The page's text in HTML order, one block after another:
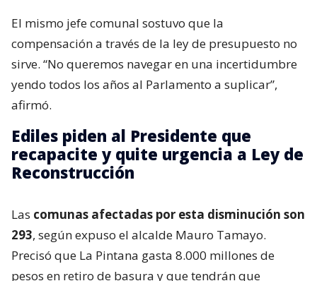
El mismo jefe comunal sostuvo que la
compensación a través de la ley de presupuesto no
sirve. “No queremos navegar en una incertidumbre
yendo todos los años al Parlamento a suplicar”,
afirmó.
Ediles piden al Presidente que
recapacite y quite urgencia a Ley de
Reconstrucción
Las comunas afectadas por esta disminución son
293, según expuso el alcalde Mauro Tamayo.
Precisó que La Pintana gasta 8.000 millones de
pesos en retiro de basura y que tendrán que